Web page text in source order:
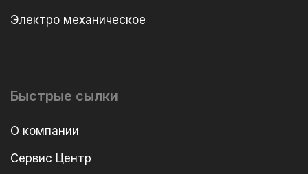
Электро механическое
Быстрые сылки
О компании
Сервис Центр